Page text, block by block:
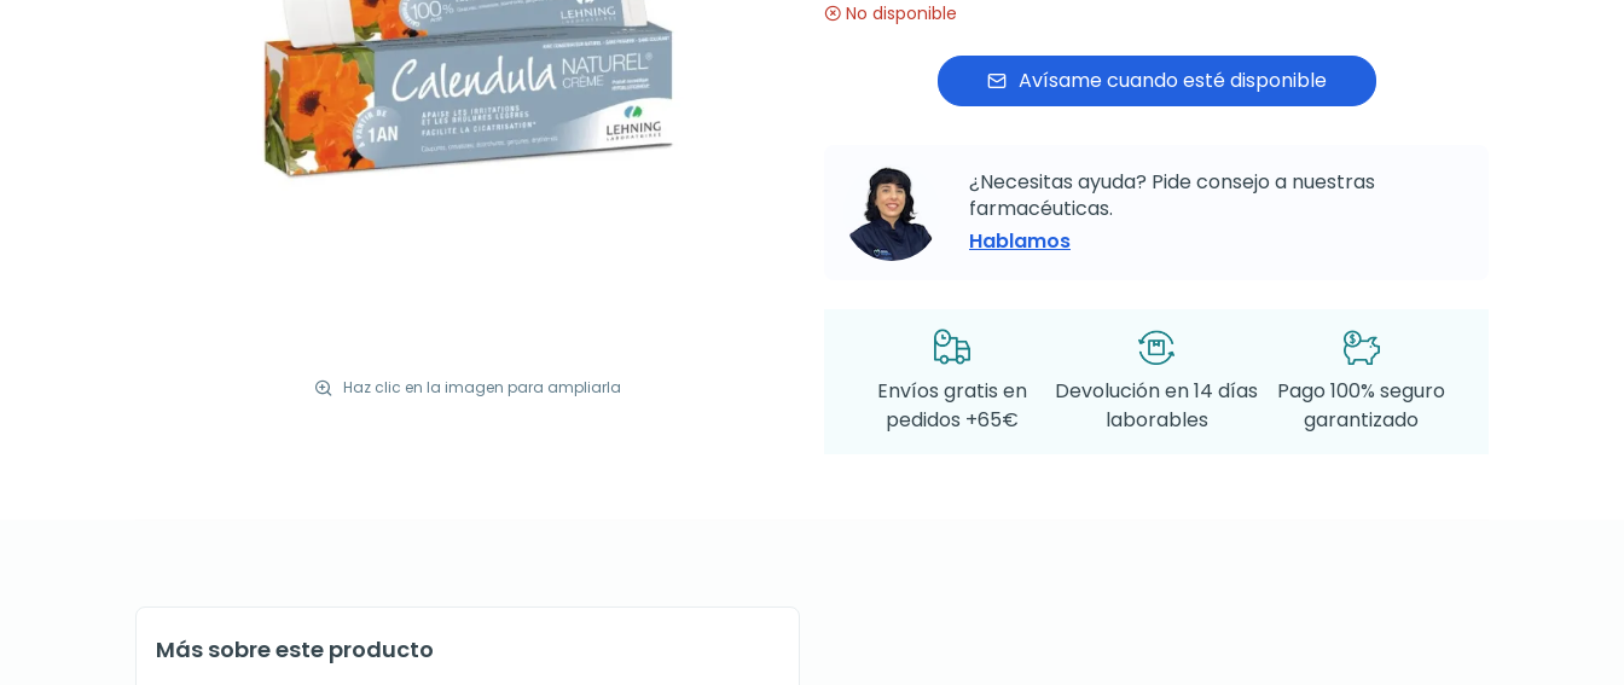
Haz clic en la imagen para ampliarla
No disponible
Avísame cuando esté disponible
¿Necesitas ayuda? Pide consejo a nuestras
farmacéuticas.
Hablamos
Envíos gratis en
pedidos +65€
Devolución en 14 días
laborables
Pago 100% seguro
garantizado
Más sobre este producto